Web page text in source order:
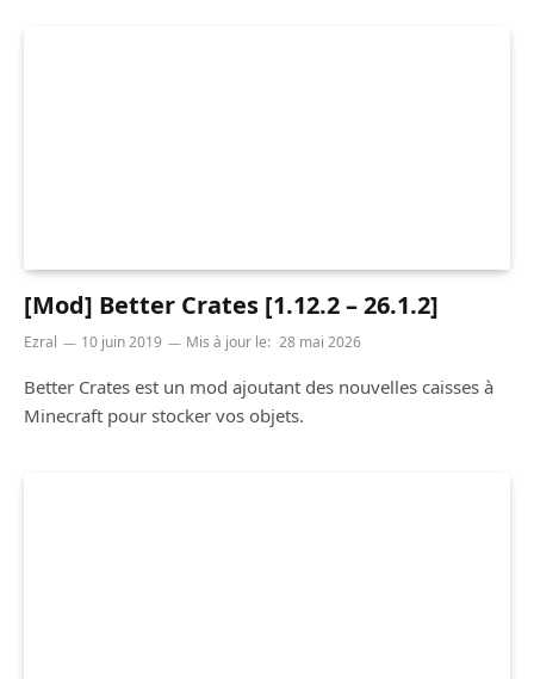
[Mod] Better Crates [1.12.2 – 26.1.2]
Ezral 10 juin 2019 Mis à jour le: 28 mai 2026
Better Crates est un mod ajoutant des nouvelles caisses à
Minecraft pour stocker vos objets.